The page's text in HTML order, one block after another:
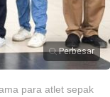
Perbesar
para atlet sepak